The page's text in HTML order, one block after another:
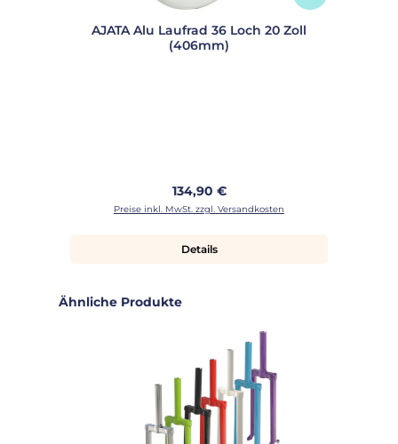
AJATA Alu Laufrad 36 Loch 20 Zoll
(406mm)
Regulärer Preis:
134,90 €
Preise inkl. MwSt. zzgl. Versandkosten
Details
Produktgalerie überspringen
Ähnliche Produkte